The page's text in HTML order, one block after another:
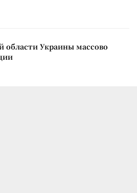
области Украины массово